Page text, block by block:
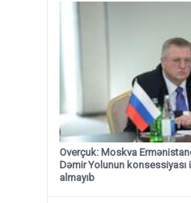
Overçuk: Moskva
Dəmir Yolunun konsessiyası
almayıb